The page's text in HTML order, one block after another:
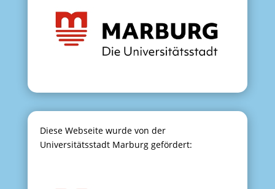
Diese Webseite wurde von der
Universitätsstadt Marburg gefördert: